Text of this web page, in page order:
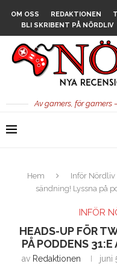
OM OSS REDAKTIONEN
BLI SKRIBENT PÅ NÖRDLIV
Av gamers, för gamers
Hem Inför Nördliv
sändning! Lyssna på
INFÖR
HEADS-UP FÖR
PÅ PODDENS
av Redaktionen juni